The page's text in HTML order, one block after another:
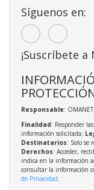
Síguenos en:
¡Suscríbete
Responsable:
Finalidad: Responder
información solicitada;
Destinatarios: Solo se
Derechos: Acceder,
indica en la información
consultar la información
de Privacidad